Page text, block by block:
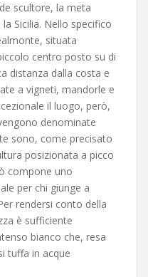
scultore, la meta
Sicilia. Nello specifico
situata
centro posto su di
distanza dalla costa e
a vigneti, mandorle e
il luogo, però,
denominate
sono, come precisato
posizionata a picco
compone uno
per chi giunge a
rendersi conto della
è sufficiente
bianco che, resa
tuffa in acque